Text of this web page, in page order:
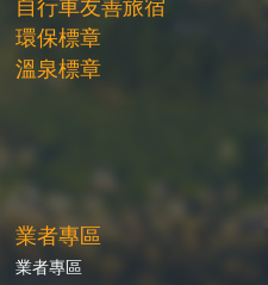
自行車友善旅宿
環保標章
溫泉標章
業者專區
業者專區